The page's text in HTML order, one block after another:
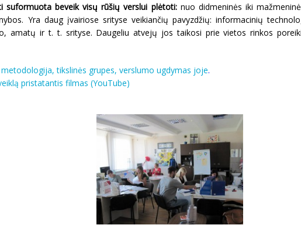
suformuota beveik visų rūšių verslui plėtoti:nuo didmeninės iki
Yra daug įvairiose srityse veikiančių pavyzdžių: informacinių
amatų ir t. t. srityse. Daugeliu atvejų jos taikosi prie vietos rinkos
tikslinės grupes, verslumo ugdymas joje.
pristatantis filmas (YouTube)